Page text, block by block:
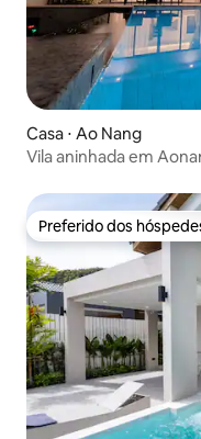
Casa ⋅ Ao Nang
Vila aninhada em
Preferido dos
Preferido dos